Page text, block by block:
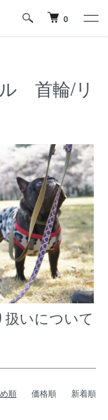
0
首輪/リ
いについて
順 価格順 新着順